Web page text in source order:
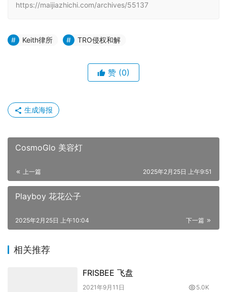
https://maijiazhichi.com/archives/55137
Keith律所 TRO侵权和解
赞 (0)
生成海报
CosmoGlo 美容灯
上一篇 2025年2月25日 上午9:51
Playboy 花花公子
下一篇
2025年2月25日 上午10:04
相关推荐
FRISBEE 飞盘
2021年9月11日 5.0K